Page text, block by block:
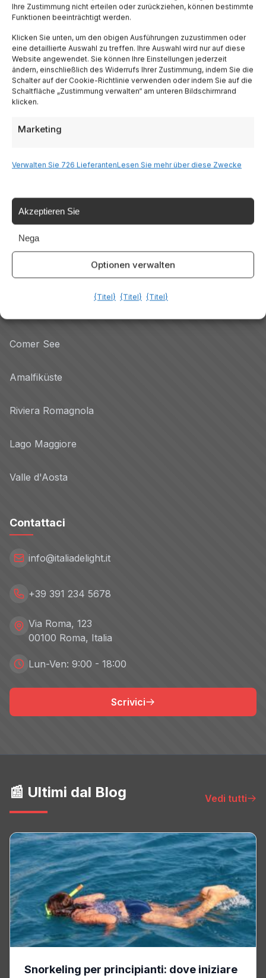
Ihre Zustimmung nicht erteilen oder zurückziehen, können bestimmte
Funktionen beeinträchtigt werden.
Klicken Sie unten, um den obigen Ausführungen zuzustimmen oder
eine detaillierte Auswahl zu treffen. Ihre Auswahl wird nur auf diese
Website angewendet. Sie können Ihre Einstellungen jederzeit
ändern, einschließlich des Widerrufs Ihrer Zustimmung, indem Sie die
Schalter auf der Cookie-Richtlinie verwenden oder indem Sie auf die
Schaltfläche „Zustimmung verwalten“ am unteren Bildschirmrand
klicken.
Marketing
Verwalten Sie 726 LieferantenLesen Sie mehr über diese Zwecke
Akzeptieren Sie
Nega
Optionen verwalten
{Titel} {Titel} {Titel}
Trentino
Piemonte
Liguria
Sardinien
Tutte le Regioni →
Destinazioni
Gardasee
Comer See
Amalfiküste
Riviera Romagnola
Lago Maggiore
Valle d'Aosta
Contattaci
info@italiadelight.it
+39 391 234 5678
Via Roma, 123
00100 Roma, Italia
Lun-Ven: 9:00 - 18:00
Scrivici
📰 Ultimi dal Blog Vedi tutti
Snorkeling per principianti: dove iniziare